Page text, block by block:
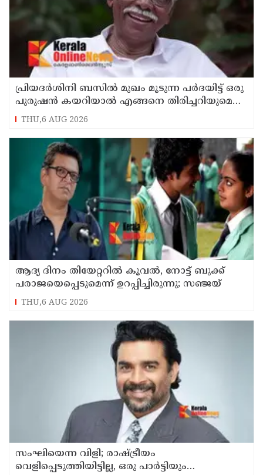
പ്രിയദർശിനി ബസിൽ മുഖം മൂടുന്ന പർദയിട്ട് ഒരു
പുരുഷൻ കയറിയാൽ എങ്ങനെ തിരിച്ചറിയുമെന്ന്
എംഎൻ കാരശ്ശേരി
THU,6 AUG 2026
ആദ്യ ദിനം തിയേറ്ററില്‍ കൂവല്‍, നോട്ട് ബുക്ക്
പരാജയെപ്പെടുമെന്ന് ഉറപ്പിച്ചിരുന്നു; സഞ്ജയ്
THU,6 AUG 2026
സംഘിയെന്ന വിളി; രാഷ്ട്രീയം
വെളിപ്പെടുത്തിയിട്ടില്ല, ഒരു പാര്‍ട്ടിയും